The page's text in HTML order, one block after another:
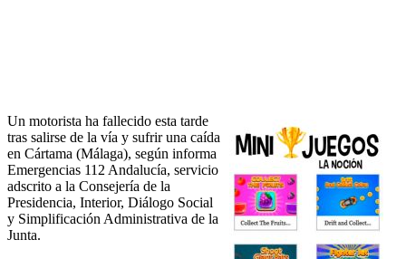
Un motorista ha fallecido esta tarde
tras salirse de la vía y sufrir una caída
en Cártama (Málaga), según informa
Emergencias 112 Andalucía, servicio
adscrito a la Consejería de la
Presidencia, Interior, Diálogo Social
y Simplificación Administrativa de la
Junta.